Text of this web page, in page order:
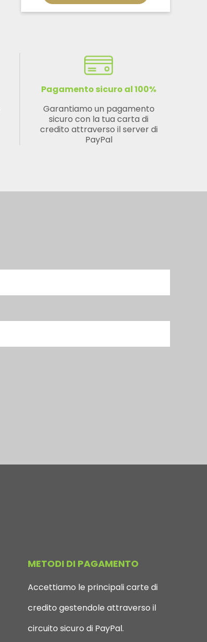
Pagamento sicuro al 100%
Garantiamo un pagamento
sicuro con la tua carta di
credito attraverso il server di
PayPal
METODI DI PAGAMENTO
Accettiamo le principali carte di
credito gestendole attraverso il
circuito sicuro di PayPal.